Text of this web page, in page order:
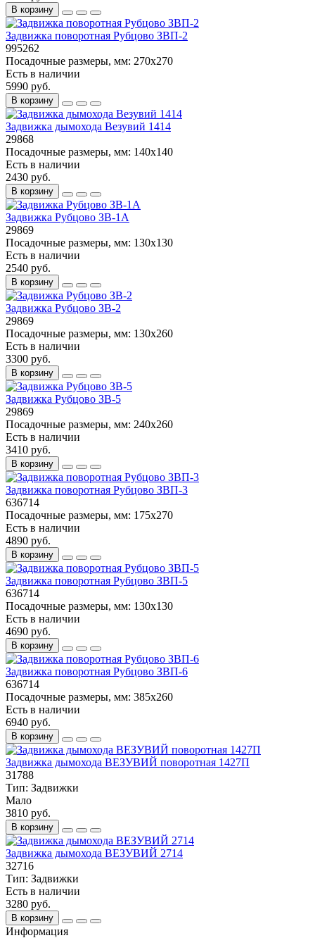
В корзину
Задвижка поворотная Рубцово ЗВП-2
995262
Посадочные размеры, мм: 270x270
Есть в наличии
5990 руб.
В корзину
Задвижка дымохода Везувий 1414
29868
Посадочные размеры, мм: 140x140
Есть в наличии
2430 руб.
В корзину
Задвижка Рубцово ЗВ-1А
29869
Посадочные размеры, мм: 130x130
Есть в наличии
2540 руб.
В корзину
Задвижка Рубцово ЗВ-2
29869
Посадочные размеры, мм: 130x260
Есть в наличии
3300 руб.
В корзину
Задвижка Рубцово ЗВ-5
29869
Посадочные размеры, мм: 240х260
Есть в наличии
3410 руб.
В корзину
Задвижка поворотная Рубцово ЗВП-3
636714
Посадочные размеры, мм: 175х270
Есть в наличии
4890 руб.
В корзину
Задвижка поворотная Рубцово ЗВП-5
636714
Посадочные размеры, мм: 130х130
Есть в наличии
4690 руб.
В корзину
Задвижка поворотная Рубцово ЗВП-6
636714
Посадочные размеры, мм: 385х260
Есть в наличии
6940 руб.
В корзину
Задвижка дымохода ВЕЗУВИЙ поворотная 1427П
31788
Тип: Задвижки
Мало
3810 руб.
В корзину
Задвижка дымохода ВЕЗУВИЙ 2714
32716
Тип: Задвижки
Есть в наличии
3280 руб.
В корзину
Информация